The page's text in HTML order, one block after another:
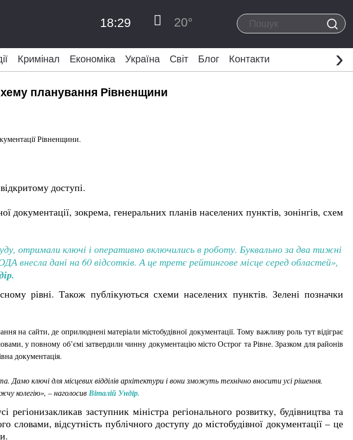
18:29 20°
Кримінал Економіка Україна Світ Блог Контакти ›
планування Рівненщини
Рівненщини.
доступі.
документації, зокрема, генеральних планів населених пунктів, зонінгів, схем
отримали ключі і оперативно включились в роботу. Буквально за два тижні
внесла дані на 60 відсотків. А це третє рейтингове місце серед областей»,
рівні. Також публікуються схеми населених пунктів. Зелені позначки
на сайти, де оприлюднені матеріали містобудівної документації. Тому важливу роль тут відіграє
у повному об’ємі затвердили чинну документацію місто Острог та Рівне. Зразком для районів
документація.
ключі для місцевих відділів архітектури і вони зможуть технічно вносити усі рішення.
колегію», – наголосивВіталій Ундір.
регіонизакликав заступник міністра регіонального розвитку, будівництва та
словами, відсутність публічного доступу до містобудівної документації – це